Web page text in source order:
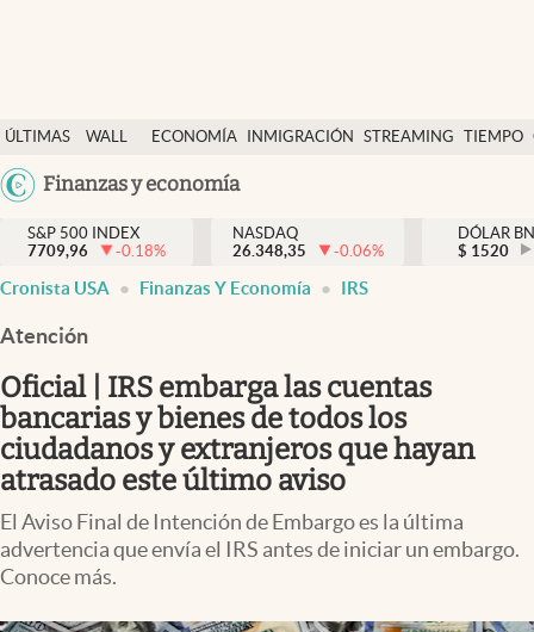
ÚLTIMAS
NOTICIAS
WALL
DÓLAR
ECONOMÍA INMIGRACIÓN STREAMING TIEMPO
México
Finanzas y economía
Finanzas y economía
Wall Street y dólar
Inmigración
Espiritual
Streaming
Lifestyle
S&P 500 INDEX
7709,96
-0.18%
NASDAQ
26.348,35
-0.06%
DÓLAR
$ 1520
Cronista USA Finanzas Y Economía IRS
Atención
Oficial | IRS embarga las cuentas
bancarias y bienes de todos los
ciudadanos y extranjeros que hayan
atrasado este último aviso
El Aviso Final de Intención de Embargo es la última
advertencia que envía el IRS antes de iniciar un embargo.
Conoce más.